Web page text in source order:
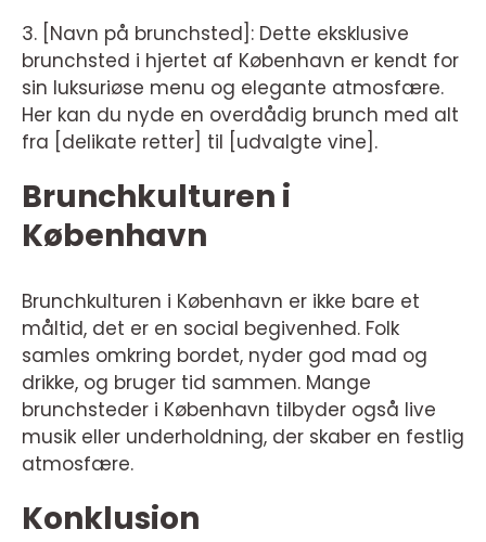
3. [Navn på brunchsted]: Dette eksklusive
brunchsted i hjertet af København er kendt for
sin luksuriøse menu og elegante atmosfære.
Her kan du nyde en overdådig brunch med alt
fra [delikate retter] til [udvalgte vine].
Brunchkulturen i
København
Brunchkulturen i København er ikke bare et
måltid, det er en social begivenhed. Folk
samles omkring bordet, nyder god mad og
drikke, og bruger tid sammen. Mange
brunchsteder i København tilbyder også live
musik eller underholdning, der skaber en festlig
atmosfære.
Konklusion